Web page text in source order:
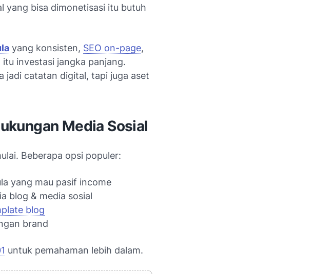
yang bisa dimonetisasi itu butuh
yang konsisten, SEO on-page,
investasi jangka panjang.
jadi catatan digital, tapi juga aset
Media Sosial
Beberapa opsi populer:
yang mau pasif income
blog & media sosial
blog
brand
untuk pemahaman lebih dalam.